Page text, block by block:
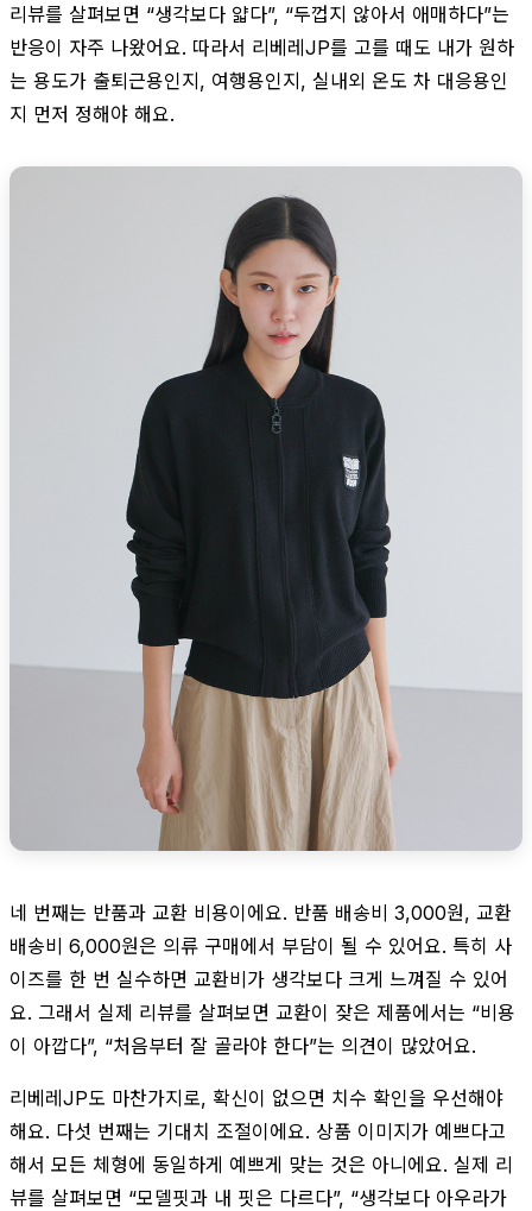
리뷰를 살펴보면 “생각보다 얇다”, “두껍지 않아서 애매하다”는
반응이 자주 나왔어요. 따라서 리베레JP를 고를 때도 내가 원하
는 용도가 출퇴근용인지, 여행용인지, 실내외 온도 차 대응용인
지 먼저 정해야 해요.
네 번째는 반품과 교환 비용이에요. 반품 배송비 3,000원, 교환
배송비 6,000원은 의류 구매에서 부담이 될 수 있어요. 특히 사
이즈를 한 번 실수하면 교환비가 생각보다 크게 느껴질 수 있어
요. 그래서 실제 리뷰를 살펴보면 교환이 잦은 제품에서는 “비용
이 아깝다”, “처음부터 잘 골라야 한다”는 의견이 많았어요.
리베레JP도 마찬가지로, 확신이 없으면 치수 확인을 우선해야
해요. 다섯 번째는 기대치 조절이에요. 상품 이미지가 예쁘다고
해서 모든 체형에 동일하게 예쁘게 맞는 것은 아니에요. 실제 리
뷰를 살펴보면 “모델핏과 내 핏은 다르다”, “생각보다 아우라가